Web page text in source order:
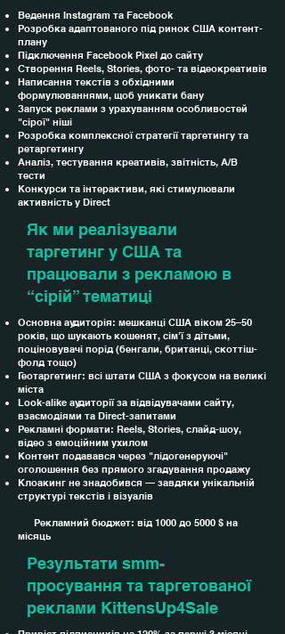
Ведення Instagram та Facebook
Розробка адаптованого під ринок США контент-
плану
Підключення Facebook Pixel до сайту
Створення Reels, Stories, фото- та відеокреативів
Написання текстів з обхідними
формулюваннями, щоб уникати бану
Запуск реклами з урахуванням особливостей
"сірої" ніші
Розробка комплексної стратегії таргетингу та
ретаргетингу
Аналіз, тестування креативів, звітність, A/B
тести
Конкурси та інтерактиви, які стимулювали
активність у Direct
Як ми реалізували
таргетинг у США та
працювали з рекламою в
“сірій” тематиці
Основна аудиторія: мешканці США віком 25–50
років, що шукають кошенят, сім’ї з дітьми,
поціновувачі порід (бенгали, британці, скоттіш-
фолд тощо)
Геотаргетинг: всі штати США з фокусом на великі
міста
Look-alike аудиторії за відвідувачами сайту,
взаємодіями та Direct-запитами
Рекламні формати: Reels, Stories, слайд-шоу,
відео з емоційним ухилом
Контент подавався через "лідогенеруючі"
оголошення без прямого згадування продажу
Клоакинг не знадобився — завдяки унікальній
структурі текстів і візуалів
Рекламний бюджет: від 1000 до 5000 $ на
місяць
Результати smm-
просування та таргетованої
реклами KittensUp4Sale